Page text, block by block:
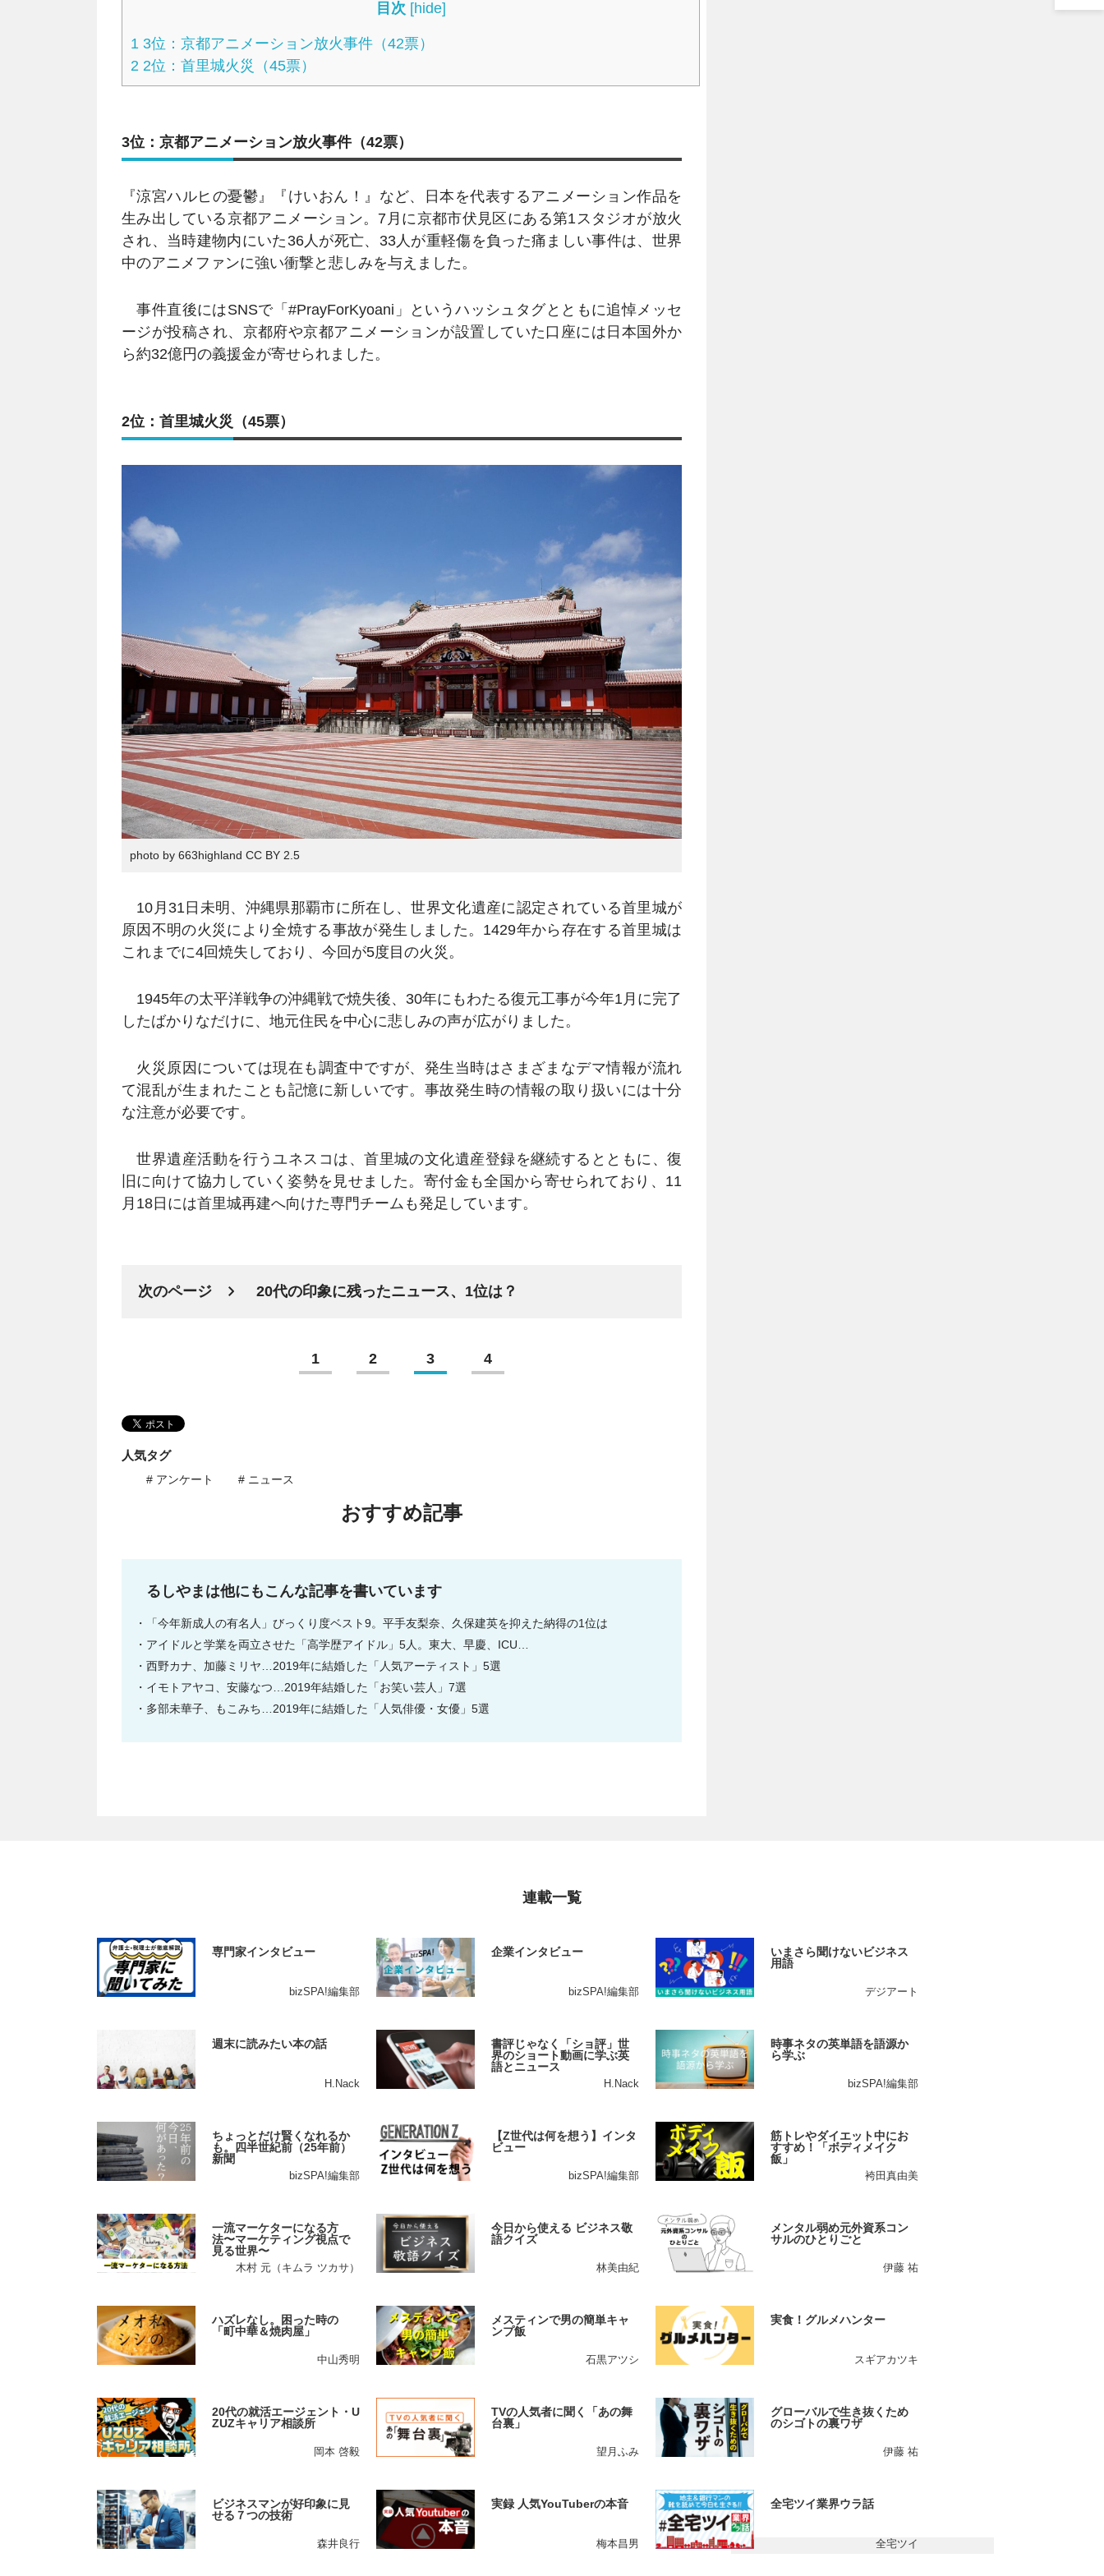
目次 [hide]
1 3位：京都アニメーション放火事件（42票）
2 2位：首里城火災（45票）
3位：京都アニメーション放火事件（42票）
『涼宮ハルヒの憂鬱』『けいおん！』など、日本を代表するアニメーション作品を
生み出している京都アニメーション。7月に京都市伏見区にある第1スタジオが放火
され、当時建物内にいた36人が死亡、33人が重軽傷を負った痛ましい事件は、世界
中のアニメファンに強い衝撃と悲しみを与えました。
事件直後にはSNSで「#PrayForKyoani」というハッシュタグとともに追悼メッセ
ージが投稿され、京都府や京都アニメーションが設置していた口座には日本国外か
ら約32億円の義援金が寄せられました。
2位：首里城火災（45票）
photo by 663highland CC BY 2.5
10月31日未明、沖縄県那覇市に所在し、世界文化遺産に認定されている首里城が
原因不明の火災により全焼する事故が発生しました。1429年から存在する首里城は
これまでに4回焼失しており、今回が5度目の火災。
1945年の太平洋戦争の沖縄戦で焼失後、30年にもわたる復元工事が今年1月に完了
したばかりなだけに、地元住民を中心に悲しみの声が広がりました。
火災原因については現在も調査中ですが、発生当時はさまざまなデマ情報が流れ
て混乱が生まれたことも記憶に新しいです。事故発生時の情報の取り扱いには十分
な注意が必要です。
世界遺産活動を行うユネスコは、首里城の文化遺産登録を継続するとともに、復
旧に向けて協力していく姿勢を見せました。寄付金も全国から寄せられており、11
月18日には首里城再建へ向けた専門チームも発足しています。
次のページ 20代の印象に残ったニュース、1位は？
1 2 3 4
人気タグ
# アンケート # ニュース
おすすめ記事
るしやまは他にもこんな記事を書いています
「今年新成人の有名人」びっくり度ベスト9。平手友梨奈、久保建英を抑えた納得の1位は
アイドルと学業を両立させた「高学歴アイドル」5人。東大、早慶、ICU…
西野カナ、加藤ミリヤ…2019年に結婚した「人気アーティスト」5選
イモトアヤコ、安藤なつ…2019年結婚した「お笑い芸人」7選
多部未華子、もこみち…2019年に結婚した「人気俳優・女優」5選
連載一覧
専門家インタビュー
bizSPA!編集部
企業インタビュー
bizSPA!編集部
いまさら聞けないビジネス
用語
デジアート
週末に読みたい本の話
H.Nack
書評じゃなく「ショ評」世
界のショート動画に学ぶ英
語とニュース
H.Nack
時事ネタの英単語を語源か
ら学ぶ
bizSPA!編集部
ちょっとだけ賢くなれるか
も。四半世紀前（25年前）
新聞
bizSPA!編集部
【Z世代は何を想う】インタ
ビュー
bizSPA!編集部
筋トレやダイエット中にお
すすめ！「ボディメイク
飯」
袴田真由美
一流マーケターになる方
法〜マーケティング視点で
見る世界〜
木村 元（キムラ ツカサ）
今日から使える ビジネス敬
語クイズ
林美由紀
メンタル弱め元外資系コン
サルのひとりごと
伊藤 祐
ハズレなし。困った時の
「町中華＆焼肉屋」
中山秀明
メスティンで男の簡単キャ
ンプ飯
石黒アツシ
実食！グルメハンター
スギアカツキ
20代の就活エージェント・U
ZUZキャリア相談所
岡本 啓毅
TVの人気者に聞く「あの舞
台裏」
望月ふみ
グローバルで生き抜くため
のシゴトの裏ワザ
伊藤 祐
ビジネスマンが好印象に見
せる７つの技術
森井良行
実録 人気YouTuberの本音
梅本昌男
全宅ツイ業界ウラ話
全宅ツイ